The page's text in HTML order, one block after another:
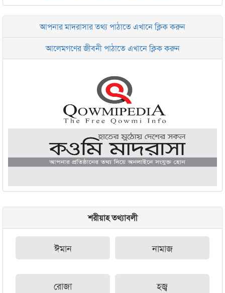
জামেয়া দারুল মা‘আরিফ আল-ইসলামিয়া চট্টগ্রাম
ইসলামিক রিসার্চ সেন্টার বাংলাদেশ বসুন্ধরা
জামেয়া আরাবিয়া রহমানিয়া, ঢাকা
জামেয়া কুরআনিয়া লালবাগ ঢাকা
আপনার মাদরাসার তথ্য পাঠাতে এখানে ক্লিক করুন
আলেমগণের জীবনী পাঠাতে এখানে ক্লিক করুন
শরীয়াহ তথ্যাবলী
ঈমান নামাজ
রোজা হজ্ব